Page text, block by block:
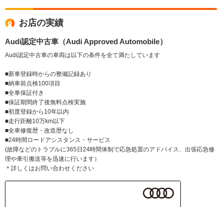
お店の実績
Audi認定中古車（Audi Approved Automobile）
Audi認定中古車の車両は以下の条件を全て満たしています
■新車登録時からの整備記録あり
■納車前点検100項目
■全車保証付き
■保証期間終了後無料点検実施
■初度登録から10年以内
■走行距離10万km以下
■全車修復歴・改造歴なし
■24時間ロードアシスタンス・サービス
(故障などのトラブルに365日24時間体制で応急処置のアドバイス、出張応急修
理や牽引搬送等を迅速に行います）
＊詳しくはお問い合わせください